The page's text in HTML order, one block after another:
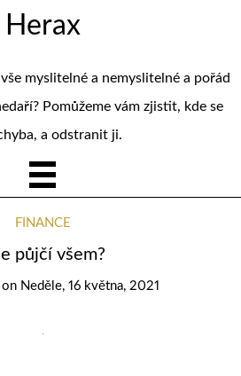
Herax
myslitelné a nemyslitelné a pořád
Pomůžeme vám zjistit, kde se
a odstranit ji.
FINANCE
půjčí všem?
on Neděle, 16 května, 2021